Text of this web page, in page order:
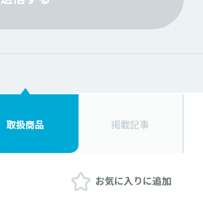
取扱商品 掲載記事
お気に入りに追加